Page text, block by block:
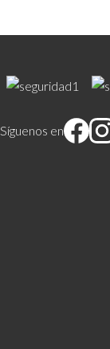
Síguenos en